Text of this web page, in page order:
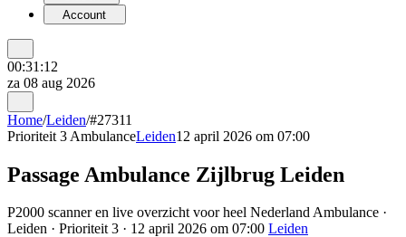
Account
00:31:12
za 08 aug 2026
Home/Leiden/#27311
Prioriteit 3 AmbulanceLeiden12 april 2026 om 07:00
Passage Ambulance Zijlbrug Leiden
P2000 scanner en live overzicht voor heel Nederland Ambulance ·
Leiden · Prioriteit 3 · 12 april 2026 om 07:00 Leiden